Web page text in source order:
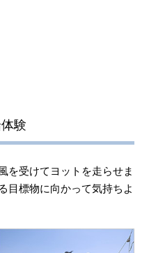
験
を受けてヨットを走らせま
目標物に向かって気持ちよ